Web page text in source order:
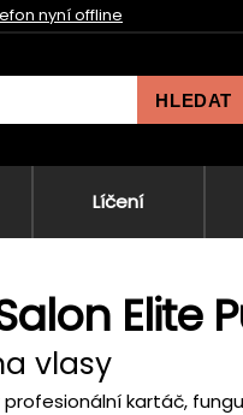
nyní offline
HLEDAT
Líčení
Elite
vlasy
kartáč,